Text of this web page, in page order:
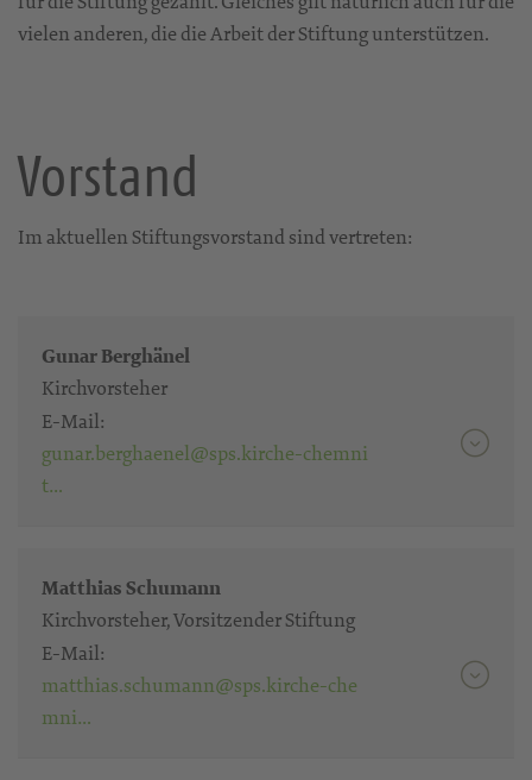
vielen anderen, die die Arbeit der Stiftung unterstützen.
Vorstand
Im aktuellen Stiftungsvorstand sind vertreten:
Gunar Berghänel
Kirchvorsteher
E-Mail:
gunar.berghaenel@sps.kirche-chemni
t…
Matthias Schumann
Kirchvorsteher, Vorsitzender Stiftung
E-Mail:
matthias.schumann@sps.kirche-che
mni…